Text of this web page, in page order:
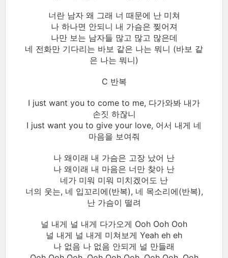
너란 남자 왜 그래 너 때문에 난 미쳐
나 하나면 안되니 내 가슴은 찢어져
나만 보는 남자들 많고 많고 많은데
네 전화만 기다리는 바보 같은 나는 뭐니 (바보 같
은 나는 뭐니)
C 반복
I just want you to come to me, 다가와봐 내가
손짓 하잖니
I just want you to give your love, 어서 내게 네
마음을 보여줘
나 왜이래 내 가슴은 고장 났어 난
나 왜이래 내 마음은 너만 찾아 난
네가 미워 미워 미치겠어도 난
너의 웃는, 네 입꼬리에(반복), 네 목소리에(반복),
난 가슴이 떨려
널 내게 널 내게 다가오게 Ooh Ooh Ooh
널 내게 널 내게 미쳐보게 Yeah eh eh
나 없음 나 없음 안되게 널 만들래